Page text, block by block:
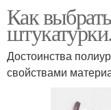
Как
Достоинства
свойствами